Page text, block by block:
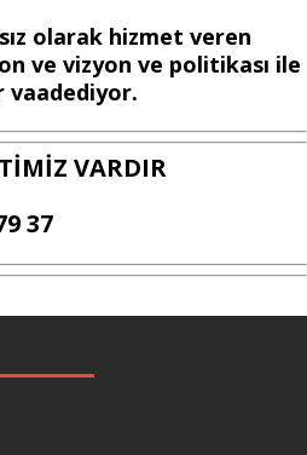
olarak hizmet veren
ve vizyon ve politikası ile
vaadediyor.
VARDIR
37